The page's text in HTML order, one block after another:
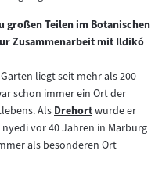
großen Teilen im Botanischen
Zusammenarbeit mit Ildikó
liegt seit mehr als 200
schon immer ein Ort der
AlsZum
Inhalt:
Drehortwurde er
vor 40 Jahren in Marburg
als besonderen Ort